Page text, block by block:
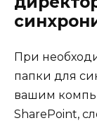
При
папки для
вашим
SharePoint,